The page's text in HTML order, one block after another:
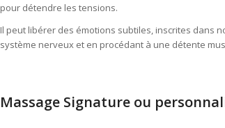
pour détendre les tensions.
Il peut libérer des émotions subtiles, inscrites dans
système nerveux et en procédant à une détente
Massage Signature ou